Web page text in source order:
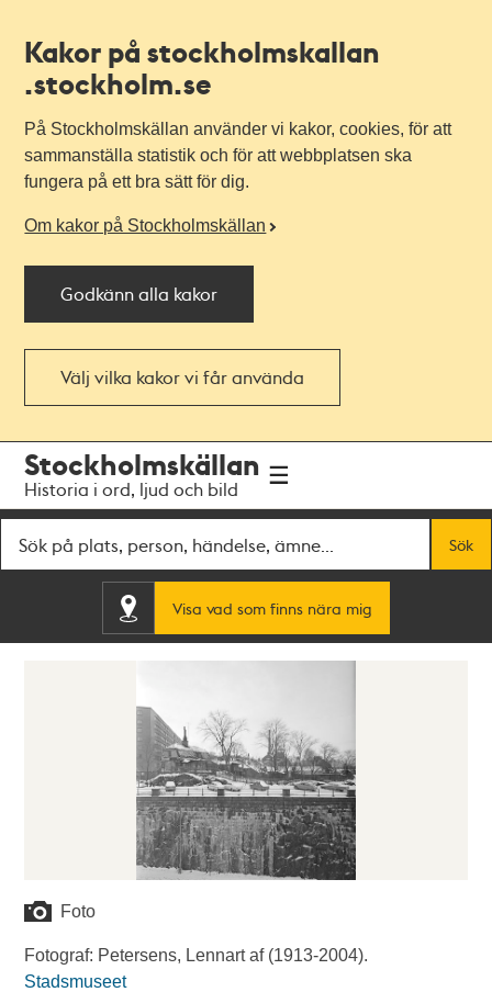
Kakor på stockholmskallan
.stockholm.se
På Stockholmskällan använder vi kakor, cookies, för att
sammanställa statistik och för att webbplatsen ska
fungera på ett bra sätt för dig.
Om kakor på Stockholmskällan
Godkänn alla kakor
Välj vilka kakor vi får använda
navigationen
huvudinnehållet
Stockholmskällan
Historia i ord, ljud och bild
Sök
Visa vad som finns nära mig
Foto
Fotograf: Petersens, Lennart af (1913-2004).
Stadsmuseet